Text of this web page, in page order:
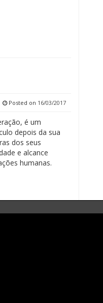
Posted on 16/03/2017
é um
depois da sua
dos seus
e alcance
humanas.